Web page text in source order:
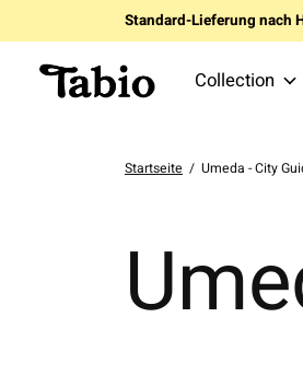
Standard-Lieferung nach
Collection
Startseite / Umeda - City